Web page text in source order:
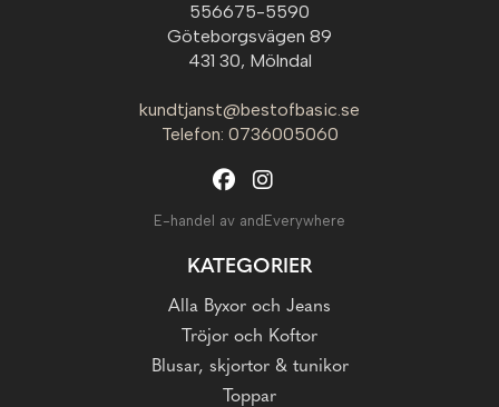
556675-5590
Göteborgsvägen 89
431 30, Mölndal
kundtjanst@bestofbasic.se
Telefon: 0736005060
E-handel av andEverywhere
KATEGORIER
Alla Byxor och Jeans
Tröjor och Koftor
Blusar, skjortor & tunikor
Toppar